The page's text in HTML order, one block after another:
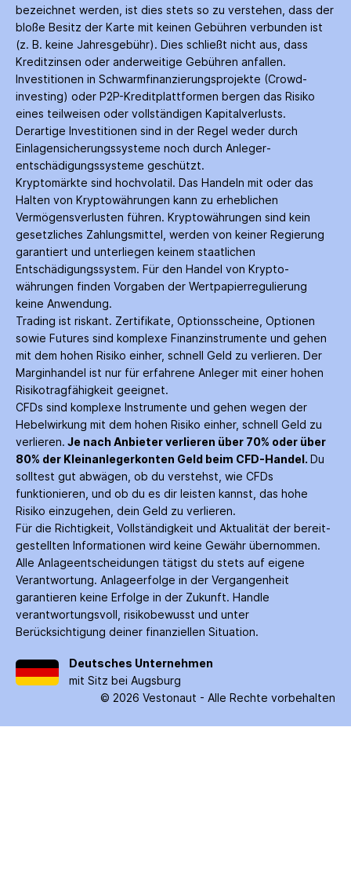
bezeichnet werden, ist dies stets so zu verstehen, dass der
bloße Besitz der Karte mit keinen Gebühren verbunden ist
(z. B. keine Jahres­gebühr). Dies schließt nicht aus, dass
Kredit­zinsen oder anderweitige Gebühren anfallen.
Investitionen in Schwarm­finanzierungs­projekte (Crowd­
investing) oder P2P-Kredit­plattformen bergen das Risiko
eines teilweisen oder vollständigen Kapitalverlusts.
Derartige Investitionen sind in der Regel weder durch
Einlagen­sicherungs­systeme noch durch Anleger­
entschädigungs­systeme geschützt.
Kryptomärkte sind hochvolatil. Das Handeln mit oder das
Halten von Krypto­währungen kann zu erheblichen
Vermögensverlusten führen. Krypto­währungen sind kein
gesetzliches Zahlungs­mittel, werden von keiner Regierung
garantiert und unterliegen keinem staatlichen
Entschädigungs­system. Für den Handel von Krypto­
währungen finden Vorgaben der Wertpapier­regulierung
keine Anwendung.
Trading ist riskant. Zertifikate, Options­scheine, Optionen
sowie Futures sind komplexe Finanz­instrumente und gehen
mit dem hohen Risiko einher, schnell Geld zu verlieren. Der
Margin­handel ist nur für erfahrene Anleger mit einer hohen
Risiko­tragfähigkeit geeignet.
CFDs sind komplexe Instrumente und gehen wegen der
Hebelwirkung mit dem hohen Risiko einher, schnell Geld zu
verlieren. Je nach Anbieter verlieren über 70% oder über
80% der Kleinanleger­konten Geld beim CFD-Handel. Du
solltest gut abwägen, ob du verstehst, wie CFDs
funktionieren, und ob du es dir leisten kannst, das hohe
Risiko einzugehen, dein Geld zu verlieren.
Für die Richtigkeit, Vollständigkeit und Aktualität der bereit­
gestellten Informationen wird keine Gewähr über­nommen.
Alle Anlage­entscheidungen tätigst du stets auf eigene
Verantwortung. Anlage­erfolge in der Ver­gangenheit
garantieren keine Erfolge in der Zukunft. Handle
verantwortungsvoll, risiko­bewusst und unter
Berücksichtigung deiner finanziellen Situation.
Deutsches Unternehmen
mit Sitz bei Augsburg
© 2026 Vestonaut - Alle Rechte vorbehalten